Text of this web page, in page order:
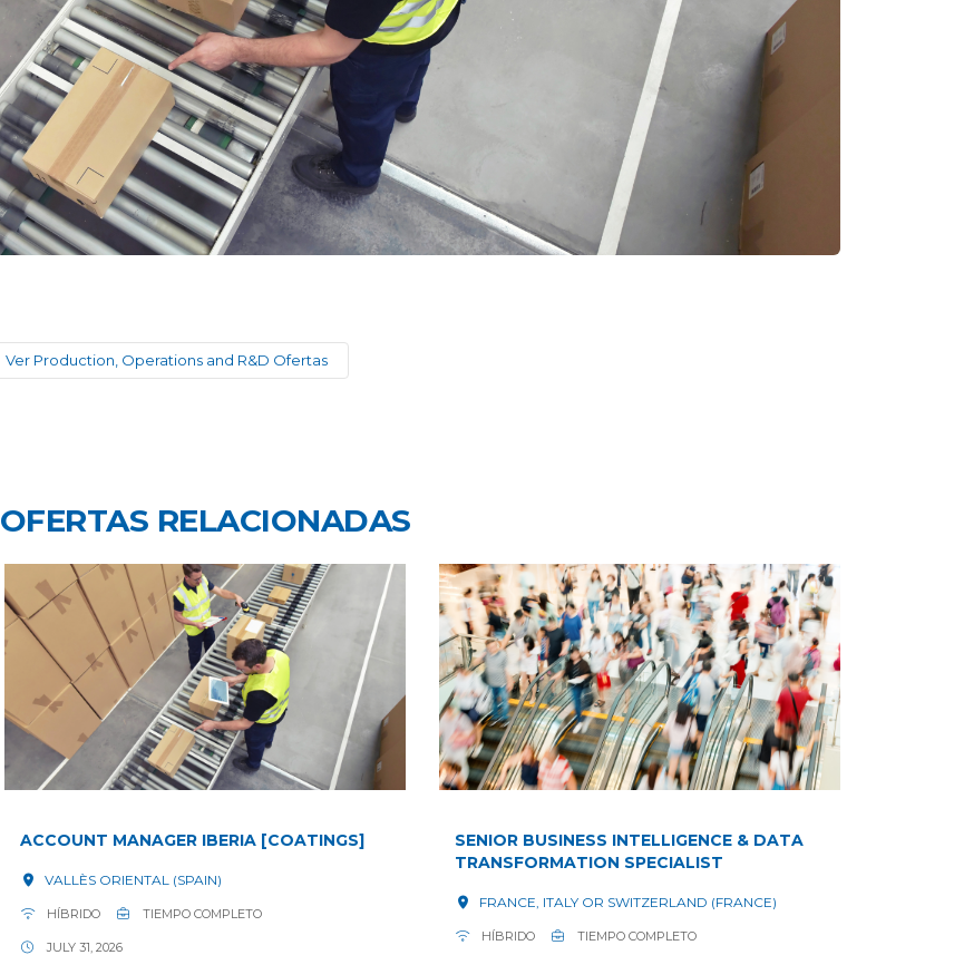
Ver Production, Operations and R&D Ofertas
OFERTAS RELACIONADAS
ACCOUNT MANAGER IBERIA [COATINGS]
VALLÈS ORIENTAL (SPAIN)
HÍBRIDO TIEMPO COMPLETO
JULY 31, 2026
SENIOR BUSINESS INTELLIGENCE & DATA
TRANSFORMATION SPECIALIST
FRANCE, ITALY OR SWITZERLAND (FRANCE)
HÍBRIDO TIEMPO COMPLETO